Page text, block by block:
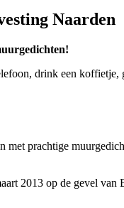
Naarden
drink een
prachtige
2013 op de gevel van